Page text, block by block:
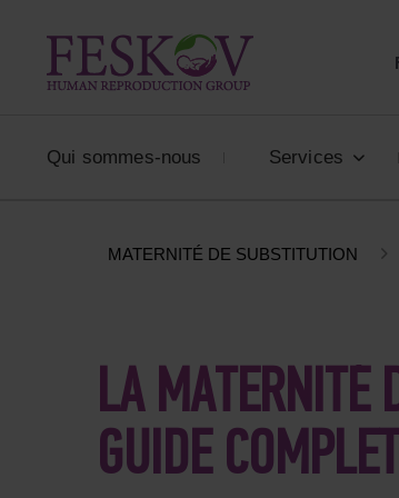
Qui sommes-nous Services
MATERNITÉ DE SUBSTITUTION
LA MATERNITÉ
GUIDE